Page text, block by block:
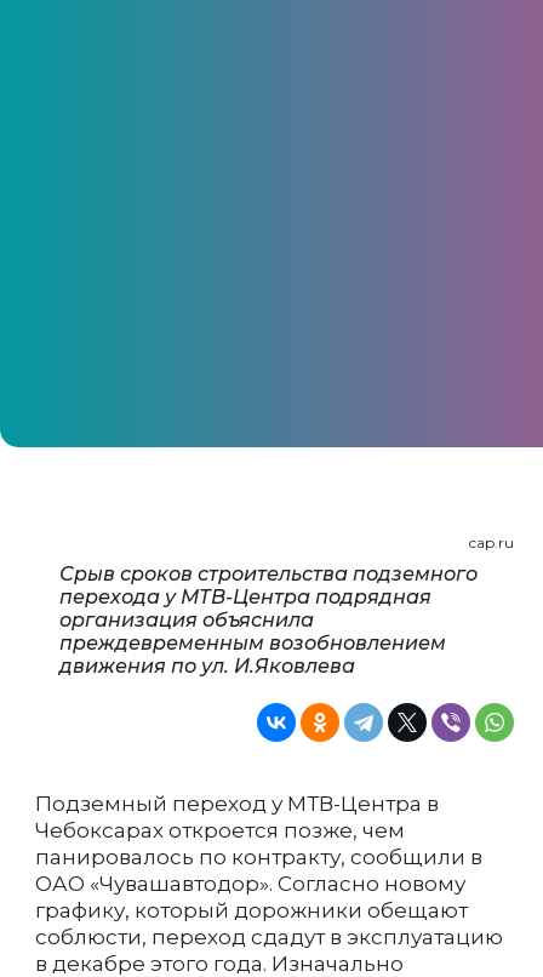
cap.ru
Срыв сроков строительства подземного
перехода у МТВ-Центра подрядная
организация объяснила
преждевременным возобновлением
движения по ул. И.Яковлева
Подземный переход у МТВ-Центра в
Чебоксарах откроется позже, чем
панировалось по контракту, сообщили в
ОАО «Чувашавтодор». Согласно новому
графику, который дорожники обещают
соблюсти, переход сдадут в эксплуатацию
в декабре этого года. Изначально